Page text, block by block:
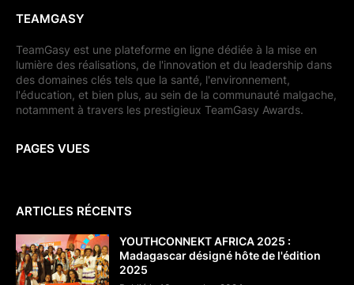
TEAMGASY
TeamGasy est une plateforme en ligne dédiée à la mise en
lumière des réalisations, de l'innovation et du leadership dans
des domaines clés tels que la santé, l'environnement,
l'éducation, et bien plus, au sein de la communauté malgache,
notamment à travers les prestigieux TeamGasy Awards.
PAGES VUES
ARTICLES RÉCENTS
YOUTHCONNEKT AFRICA 2025 :
Madagascar désigné hôte de l'édition
2025